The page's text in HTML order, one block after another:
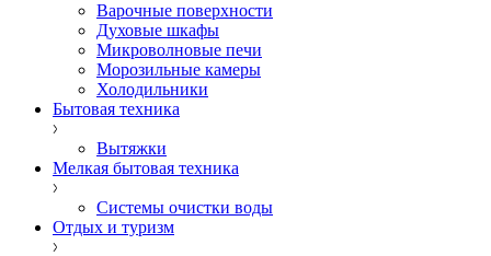
Варочные поверхности
Духовые шкафы
Микроволновые печи
Морозильные камеры
Холодильники
Бытовая техника
Вытяжки
Мелкая бытовая техника
Системы очистки воды
Отдых и туризм